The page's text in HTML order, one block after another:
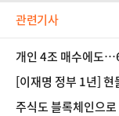
관련기사
개인 4조 매수에도
[이재명 정부 1년]
상자산 공약
주식도 블록체인으